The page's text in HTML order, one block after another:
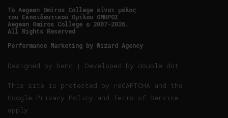
Tο Aegean Omiros College είναι μέλος
του Εκπαιδευτικού Ομίλου ΟΜΗΡΟΣ
Aegean Omiros College © 2007-2026.
All Rights Reserved
Performance Marketing by Wizard Agency
Designed by bend | Developed by double dot
This site is protected by reCAPTCHA and the
Google Privacy Policy and Terms of Service
apply.